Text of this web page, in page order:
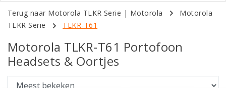
Terug naar Motorola TLKR Serie | Motorola
Motorola
TLKR Serie
TLKR-T61
Motorola TLKR-T61 Portofoon
Headsets & Oortjes